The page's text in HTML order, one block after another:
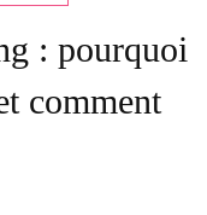
: pourquoi
comment